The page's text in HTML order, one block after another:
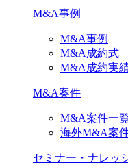
M&A事例
M&A事例
M&A成約式
M&A成約実
M&A案件
M&A案件一
海外M&A案
セミナー・ナレッ